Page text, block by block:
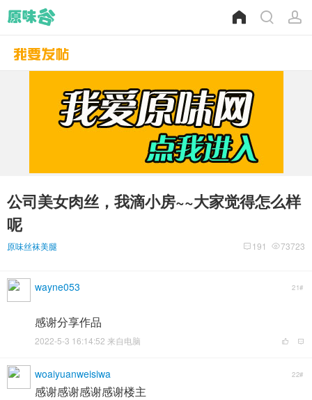
公司美女肉丝，我滴小房~~大家觉得怎么样
呢
原味丝袜美腿 73723
191
wayne053 21#
感谢分享作品
2022-5-3 16:14:52 来自电脑
woaiyuanweisiwa 22#
感谢感谢感谢感谢楼主